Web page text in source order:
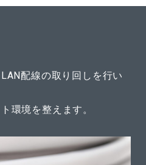
配線の取り回しを行い
環境を整えます。